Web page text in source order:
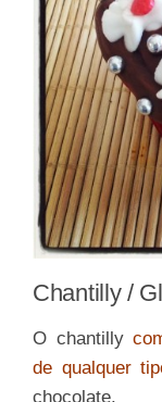
Chantilly /
O chantilly
de qualquer
chocolate.